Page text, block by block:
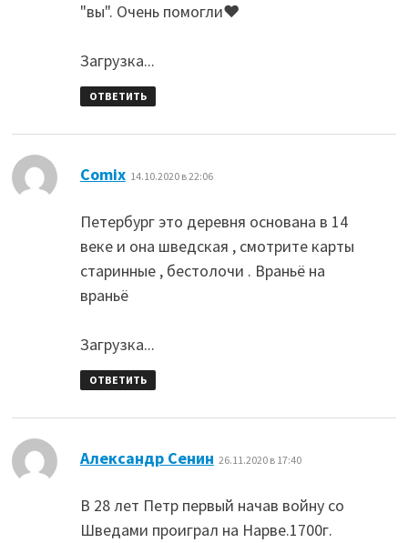
"вы". Очень помогли❤
Загрузка...
ОТВЕТИТЬ
Comix: 14.10.2020 в 22:06
Петербург это деревня основана в 14
веке и она шведская , смотрите карты
старинные , бестолочи . Враньё на
враньё
Загрузка...
ОТВЕТИТЬ
Александр Сенин 26.11.2020 в 17:40
В 28 лет Петр первый начав войну со
Шведами проиграл на Нарве.1700г.